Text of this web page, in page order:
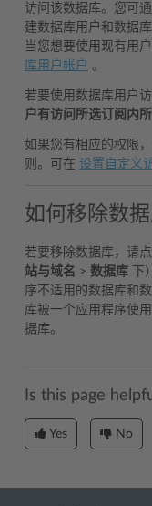
访问该数据库。您可
建数据库用户和数据
当您想要使用现有用
库用户帐户 。
若要使用数据库用户
户有访问所选订阅内
如果您有相应的权限
则。可在 设置自定义
如何移除数
若要移除数据库，请
站与域名 > 数据库 下
序不适用的数据库和
库被一个应用程序使
据库。
Is this page
Yes No